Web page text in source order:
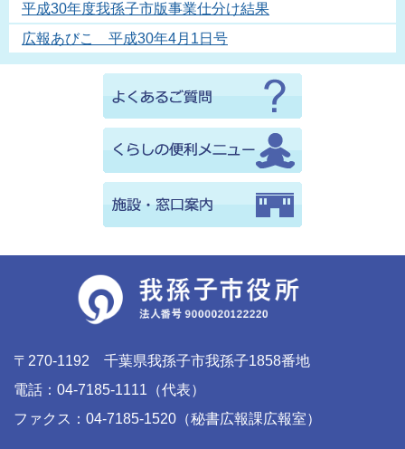
平成30年度我孫子市版事業仕分け結果
広報あびこ 平成30年4月1日号
〒270-1192 千葉県我孫子市我孫子1858番地
電話：04-7185-1111（代表）
ファクス：04-7185-1520（秘書広報課広報室）